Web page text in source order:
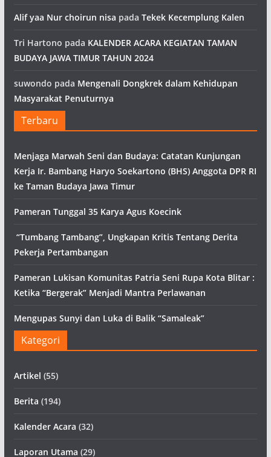
Alif yaa Nur choirun nisa pada Tekek Kecemplung Kalen
Tri Hartono pada KALENDER ACARA KEGIATAN TAMAN
BUDAYA JAWA TIMUR TAHUN 2024
suwondo pada Mengenali Dongkrek dalam Kehidupan
Masyarakat Penuturnya
Terbaru
Menjaga Marwah Seni dan Budaya: Catatan Kunjungan
Kerja Ir. Bambang Haryo Soekartono (BHS) Anggota DPR RI
ke Taman Budaya Jawa Timur
Pameran Tunggal 35 Karya Agus Koecink
“Tumbang Tambang”, Ungkapan Kritis Tentang Derita
Pekerja Pertambangan
Pameran Lukisan Komunitas Patria Seni Rupa Kota Blitar :
Ketika “Bergerak” Menjadi Mantra Perlawanan
Mengupas Sunyi dan Luka di Balik “Samaleak”
Kategori
Artikel (55)
Berita (194)
Kalender Acara (32)
Laporan Utama (29)